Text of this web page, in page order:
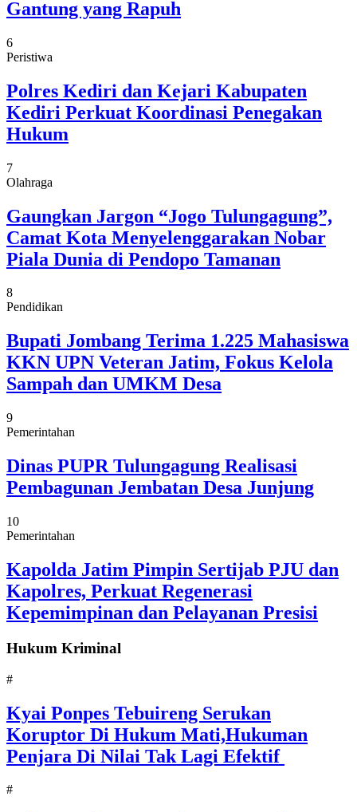
Gantung yang Rapuh
6
Peristiwa
Polres Kediri dan Kejari Kabupaten
Kediri Perkuat Koordinasi Penegakan
Hukum
7
Olahraga
Gaungkan Jargon “Jogo Tulungagung”,
Camat Kota Menyelenggarakan Nobar
Piala Dunia di Pendopo Tamanan
8
Pendidikan
Bupati Jombang Terima 1.225 Mahasiswa
KKN UPN Veteran Jatim, Fokus Kelola
Sampah dan UMKM Desa
9
Pemerintahan
Dinas PUPR Tulungagung Realisasi
Pembagunan Jembatan Desa Junjung
10
Pemerintahan
Kapolda Jatim Pimpin Sertijab PJU dan
Kapolres, Perkuat Regenerasi
Kepemimpinan dan Pelayanan Presisi
Hukum Kriminal
#
Kyai Ponpes Tebuireng Serukan
Koruptor Di Hukum Mati,Hukuman
Penjara Di Nilai Tak Lagi Efektif
#